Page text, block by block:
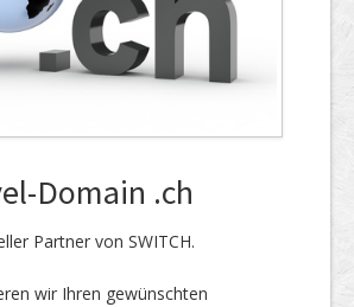
Domain .ch
Partner von SWITCH.
wir Ihren gewünschten